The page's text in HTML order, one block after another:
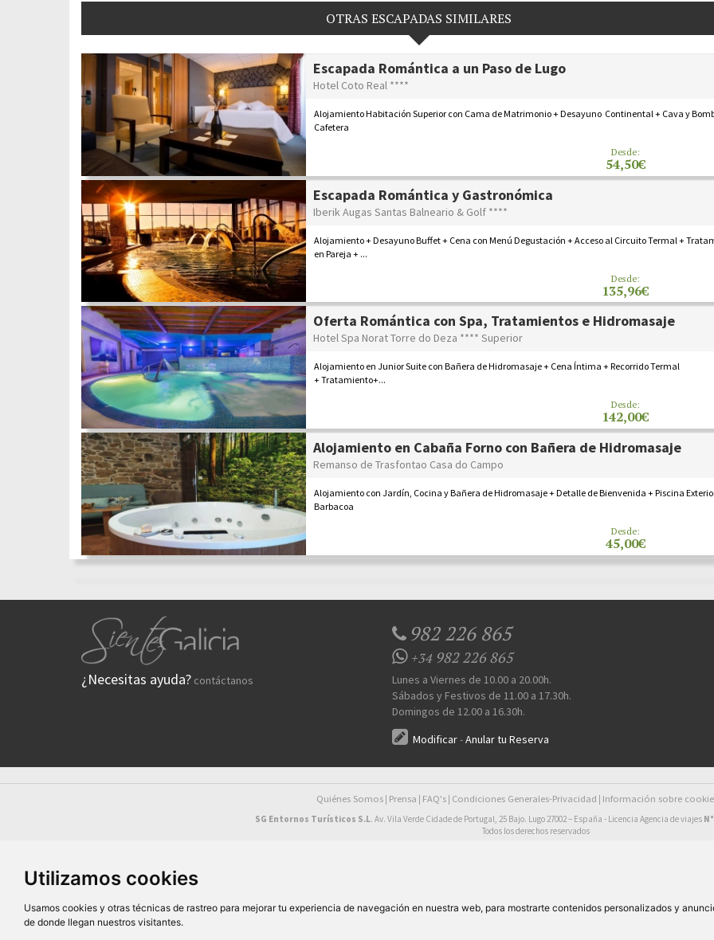
Utilizamos cookies
Usamos cookies y otras técnicas de rastreo para mejorar tu experiencia de navegación en nuestra web, para mostrarte contenidos personalizados y
de donde llegan nuestros visitantes.
87,00€
OTRAS ESCAPADAS SIMILARES
Escapada Romántica a un Paso de Lugo
Hotel Coto Real ****
Alojamiento Habitación Superior con Cama de Matrimonio + Desayuno Continental + Cava y
Cafetera
Desde:
54,50€
Escapada Romántica y Gastronómica
Iberik Augas Santas Balneario & Golf ****
Alojamiento + Desayuno Buffet + Cena con Menú Degustación + Acceso al Circuito Termal +
en Pareja + ...
Desde:
135,96€
Oferta Romántica con Spa, Tratamientos e Hidromasaje
Hotel Spa Norat Torre do Deza **** Superior
Alojamiento en Junior Suite con Bañera de Hidromasaje + Cena Íntima + Recorrido Termal
+ Tratamiento+...
Desde:
142,00€
Alojamiento en Cabaña Forno con Bañera de Hidromasaje
Remanso de Trasfontao Casa do Campo
Alojamiento con Jardín, Cocina y Bañera de Hidromasaje + Detalle de Bienvenida + Piscina
Barbacoa
Desde:
45,00€
¿Necesitas ayuda? contáctanos
982 226 865
+34982 226 865
Lunes a Viernes de 10.00 a 20.00h.
Sábados y Festivos de 11.00 a 17.30h.
Domingos de 12.00 a 16.30h.
Modificar-Anular tu Reserva
Quiénes Somos | Prensa | FAQ's | Condiciones Generales-Privacidad | Información sobre
SG Entornos Turísticos S.L. Av. Vila Verde Cidade de Portugal, 25 Bajo. Lugo 27002 – España - Licencia Agencia de viajes
Todos los derechos reservados